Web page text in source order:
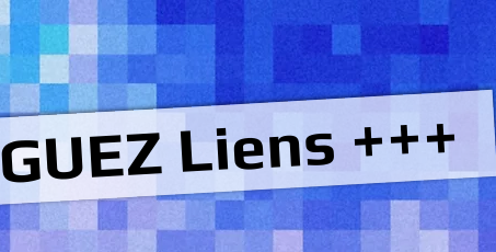
Liens +++